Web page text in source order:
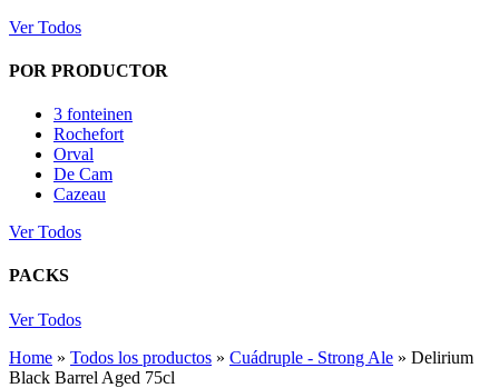
Ver Todos
POR PRODUCTOR
3 fonteinen
Rochefort
Orval
De Cam
Cazeau
Ver Todos
PACKS
Ver Todos
Home » Todos los productos » Cuádruple - Strong Ale » Delirium
Black Barrel Aged 75cl